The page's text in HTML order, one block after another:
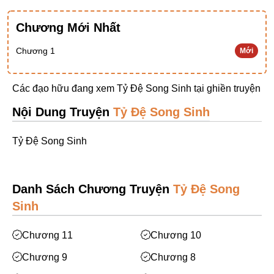
Ngược Nam
Tiên Hiệp
Khác
Trinh Thám
Ngược Luyến Tàn Tâm
Học Bá
OE
Bình Luận Cốt Truyện
SE
Chương Mới Nhất
Chương 1 Mới
Các đạo hữu đang xem Tỷ Đệ Song Sinh tại ghiền truyện
Nội Dung Truyện Tỷ Đệ Song Sinh
Tỷ Đệ Song Sinh
Danh Sách Chương Truyện Tỷ Đệ Song
Sinh
Chương 11 Chương 10
Chương 9 Chương 8